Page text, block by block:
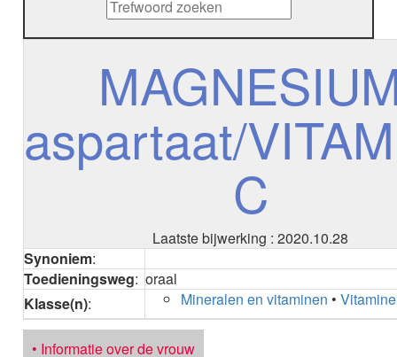
ADAPALEEN
ADAPALEEN / BENZOYLPEROXIDE
ADENOSINE
AFATINIB
AFLIBERCEPT parenteraal
AFLIBERCEPT intravitreaal
ALBIGLUTIDE
ALBUTREPENONACOG ALFA
Stollingsfactor IX; Factor IX
ALCOHOL
ETHANOL
ALECTINIB
aspartaat/
C
Laatste bijwerking : 2020.10.28
Synoniem:
Toedieningsweg: oraal
Klasse(n): Mineralen en vitaminen •
• Informatie over de vrouw